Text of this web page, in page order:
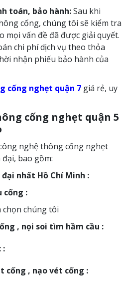
toán, bảo hành:Sau khi
cống, chúng tôi sẽ kiểm tra
mọi vấn đề đã được giải quyết.
chi phí dịch vụ theo thỏa
nhận phiếu bảo hành của
cống nghẹt quận 7 giá rẻ, uy
cống nghẹt quận 5
nghệ thông cống nghẹt
bao gồm:
nhất Hồ Chí Minh :
cống :
, nọi soi tìm hầm cầu :
:
cống , nạo vét cống :